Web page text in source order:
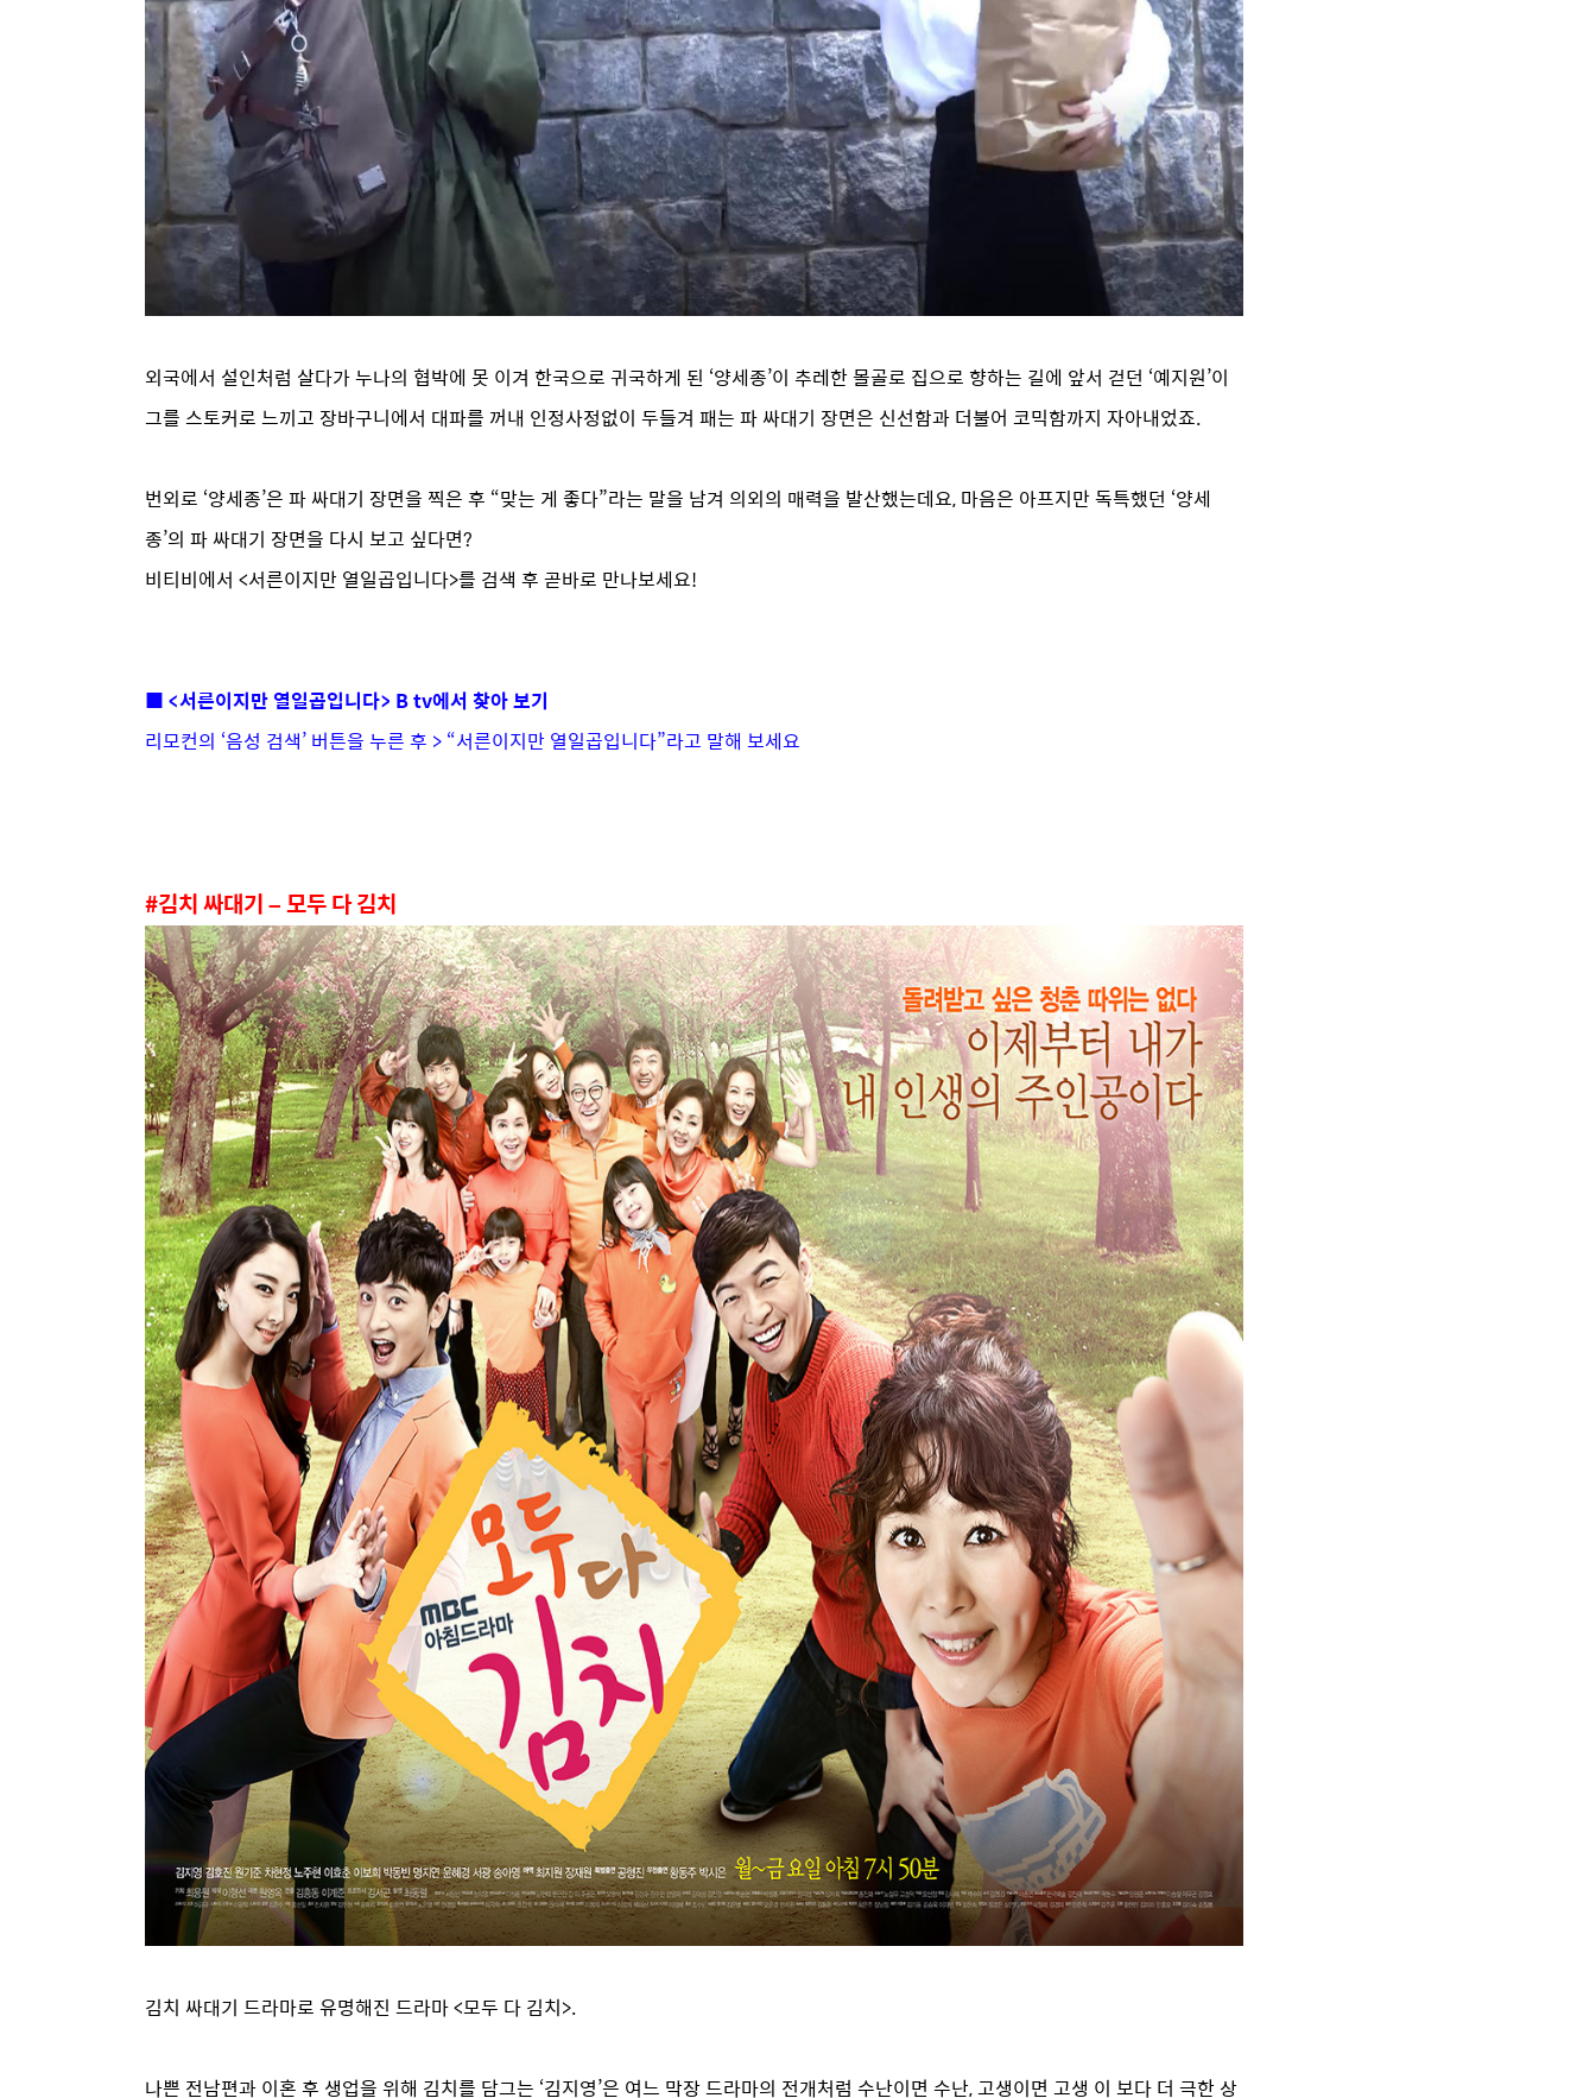
외국에서 설인처럼 살다가 누나의 협박에 못 이겨 한국으로 귀국하게 된 ‘양세종’이 추레한 몰골로 집으로 향하는 길에 앞서 걷던 ‘예지원’이
그를 스토커로 느끼고 장바구니에서 대파를 꺼내 인정사정없이 두들겨 패는 파 싸대기 장면은 신선함과 더불어 코믹함까지 자아내었죠.
번외로 ‘양세종’은 파 싸대기 장면을 찍은 후 “맞는 게 좋다”라는 말을 남겨 의외의 매력을 발산했는데요, 마음은 아프지만 독특했던 ‘양세
종’의 파 싸대기 장면을 다시 보고 싶다면?
비티비에서 <서른이지만 열일곱입니다>를 검색 후 곧바로 만나보세요!
■ <서른이지만 열일곱입니다> B tv에서 찾아 보기
리모컨의 ‘음성 검색’ 버튼을 누른 후 > “서른이지만 열일곱입니다”라고 말해 보세요
#김치 싸대기 – 모두 다 김치
김치 싸대기 드라마로 유명해진 드라마 <모두 다 김치>.
나쁜 전남편과 이혼 후 생업을 위해 김치를 담그는 ‘김지영’은 여느 막장 드라마의 전개처럼 수난이면 수난, 고생이면 고생 이 보다 더 극한 상